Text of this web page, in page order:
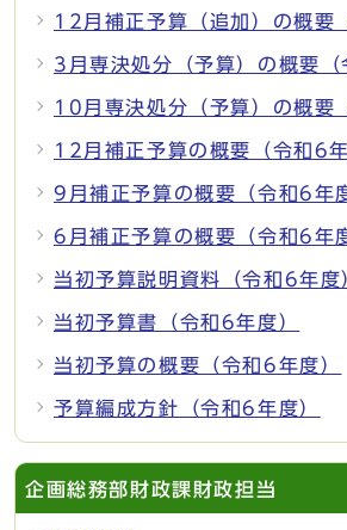
12月補正予算（追加）の概要
3月専決処分（予算）の概要（
10月専決処分（予算）の概要
12月補正予算の概要（令和6年
9月補正予算の概要（令和6年
6月補正予算の概要（令和6年
当初予算説明資料（令和6年度
当初予算書（令和6年度）
当初予算の概要（令和6年度）
予算編成方針（令和6年度）
企画総務部財政課財政担当